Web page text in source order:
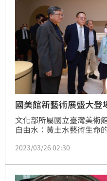
國美館新藝術展盛大登
文化部所屬國立臺灣美術
自由水：黃土水藝術生命
女士、國立故宮博物院長
京藝術大學大學美術館教
將近100年以來，臺灣近
2023/03/26 02:30